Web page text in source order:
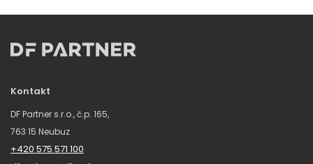
Kontakt
DF Partner s.r.o., č.p. 165,
763 15 Neubuz
+420 575 571 100